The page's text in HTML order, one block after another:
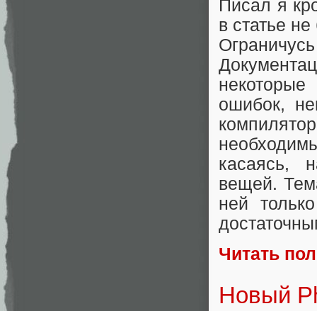
Писал я
в статье не
ошибок,
касаясь,
вещей.
ней
Читать
Новый